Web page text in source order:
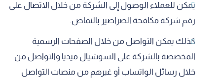
يمكن للعملاء الوصول إلى الشركة من خلال الاتصال على
رقم شركة مكافحة الصراصير بالنماص.
كذلك يمكن التواصل من خلال الصفحات الرسمية
المخصصة بالشركة على السوشيال ميديا والتواصل من
خلال رسائل الواتساب أو غيرهم من منصات التواصل